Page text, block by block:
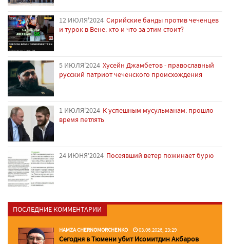
12 ИЮЛЯ'2024 Сирийские банды против чеченцев
и турок в Вене: кто и что за этим стоит?
5 ИЮЛЯ'2024 Хусейн Джамбетов - православный
русский патриот чеченского происхождения
1 ИЮЛЯ'2024 К успешным мусульманам: прошло
время петлять
24 ИЮНЯ'2024 Посеявший ветер пожинает бурю
ПОСЛЕДНИЕ КОММЕНТАРИИ
HAMZA CHERNOMORCHENKO 03.06.2026, 23:29
Сегодня в Тюмени убит Исомитдин Акбаров